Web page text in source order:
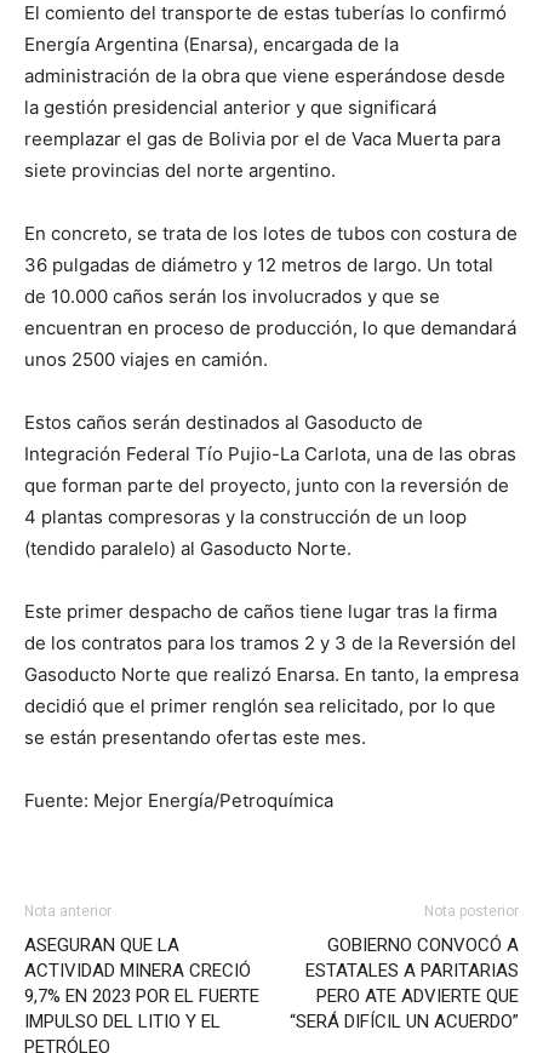
El comiento del transporte de estas tuberías lo confirmó
Energía Argentina (Enarsa), encargada de la
administración de la obra que viene esperándose desde
la gestión presidencial anterior y que significará
reemplazar el gas de Bolivia por el de Vaca Muerta para
siete provincias del norte argentino.
En concreto, se trata de los lotes de tubos con costura de
36 pulgadas de diámetro y 12 metros de largo. Un total
de 10.000 caños serán los involucrados y que se
encuentran en proceso de producción, lo que demandará
unos 2500 viajes en camión.
Estos caños serán destinados al Gasoducto de
Integración Federal Tío Pujio-La Carlota, una de las obras
que forman parte del proyecto, junto con la reversión de
4 plantas compresoras y la construcción de un loop
(tendido paralelo) al Gasoducto Norte.
Este primer despacho de caños tiene lugar tras la firma
de los contratos para los tramos 2 y 3 de la Reversión del
Gasoducto Norte que realizó Enarsa. En tanto, la empresa
decidió que el primer renglón sea relicitado, por lo que
se están presentando ofertas este mes.
Fuente: Mejor Energía/Petroquímica
Nota anterior
ASEGURAN QUE LA
ACTIVIDAD MINERA CRECIÓ
9,7% EN 2023 POR EL FUERTE
IMPULSO DEL LITIO Y EL
PETRÓLEO
Nota posterior
GOBIERNO CONVOCÓ A
ESTATALES A PARITARIAS
PERO ATE ADVIERTE QUE
“SERÁ DIFÍCIL UN ACUERDO”